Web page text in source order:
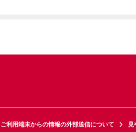
利用端末からの情報の外部送信について 見